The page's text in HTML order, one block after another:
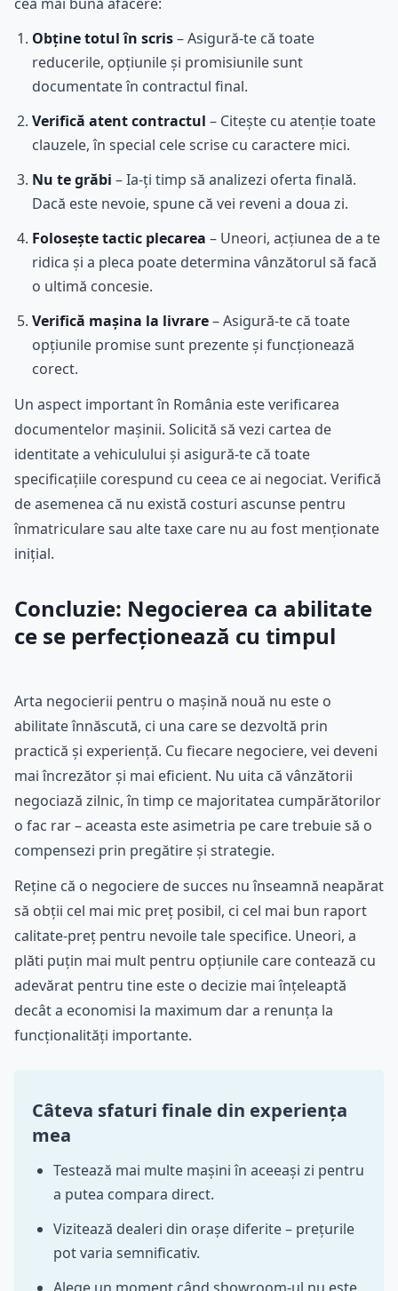
Obține totul în scris– Asigură-te că toate
reducerile, opțiunile și promisiunile sunt
documentate în contractul final.
Verifică atent contractul – Citește cu atenție toate
clauzele, în special cele scrise cu caractere mici.
Nu te grăbi – Ia-ți timp să analizezi oferta finală.
Dacă este nevoie, spune că vei reveni a doua zi.
Folosește tactic plecarea – Uneori, acțiunea de a te
ridica și a pleca poate determina vânzătorul să facă
o ultimă concesie.
Verifică mașina la livrare– Asigură-te că toate
opțiunile promise sunt prezente și funcționează
corect.
Un aspect important în România este verificarea
documentelor mașinii. Solicită să vezi cartea de
identitate a vehiculului și asigură-te că toate
specificațiile corespund cu ceea ce ai negociat. Verifică
de asemenea că nu există costuri ascunse pentru
înmatriculare sau alte taxe care nu au fost menționate
inițial.
Concluzie: Negocierea ca abilitate
ce se perfecționează cu timpul
Arta negocierii pentru o mașină nouă nu este o
abilitate înnăscută, ci una care se dezvoltă prin
practică și experiență. Cu fiecare negociere, vei deveni
mai încrezător și mai eficient. Nu uita că vânzătorii
negociază zilnic, în timp ce majoritatea cumpărătorilor
o fac rar – aceasta este asimetria pe care trebuie să o
compensezi prin pregătire și strategie.
Reține că o negociere de succes nu înseamnă neapărat
să obții cel mai mic preț posibil, ci cel mai bun raport
calitate-preț pentru nevoile tale specifice. Uneori, a
plăti puțin mai mult pentru opțiunile care contează cu
adevărat pentru tine este o decizie mai înțeleaptă
decât a economisi la maximum dar a renunța la
funcționalități importante.
Câteva sfaturi finale din experiența
mea
Testează mai multe mașini în aceeași zi pentru
a putea compara direct.
Vizitează dealeri din orașe diferite – prețurile
pot varia semnificativ.